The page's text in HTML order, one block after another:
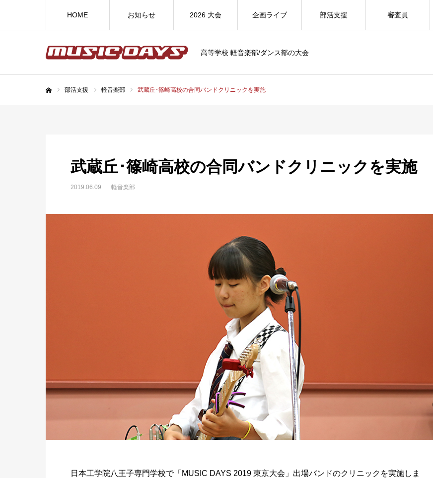
高等学校 軽音楽部/ダンス部の大会
HOME お知らせ 2026 大会 企画ライブ 部活支援 審査員
部活支援 軽音楽部 武蔵丘･篠崎高校の合同バンドクリニックを実施
武蔵丘･篠崎高校の合同バンドクリニックを実施
2019.06.09 軽音楽部
日本工学院八王子専門学校で「MUSIC DAYS 2019 東京大会」出場バンドのクリニックを実施しま